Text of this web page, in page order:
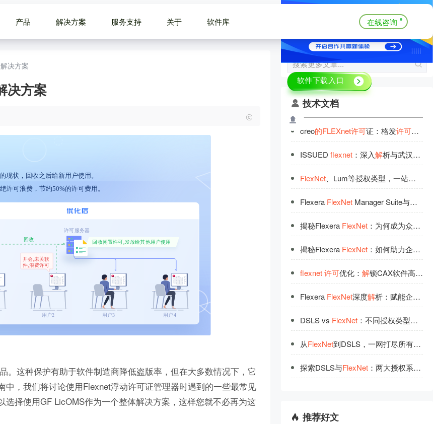
产品 解决方案 服务支持 关于 软件库 在线咨询
决方案
决方案
这种保护有助于软件制造商降低盗版率，但在大多数情况下，它
，我们将讨论使用Flexnet浮动许可证管理器时遇到的一些最常见
择使用GF LicOMS作为一个整体解决方案，这样您就不必再为这
技术文档
creo的FLEXnet许可证：格发许可优化
ISSUED flexnet：深入解析与武汉格发信息科技有限公司
FlexNet、Lum等授权类型，一站式
Flexera FlexNetManager Suite与武汉格发信息科技有限公司
揭秘Flexera FlexNet：为何成为众多企业
揭秘Flexera FlexNet：如何助力企业实现软件
flexnet 许可优化： 解锁CAX软件高效潜能
Flexera FlexNet深度解析：赋能企业数字化转型
DSLS vs FlexNet：不同授权类型下
从FlexNet到DSLS，一网打尽所有授权类型 —— 武汉格发信息技术有限公司引领软件
探索DSLS与FlexNet：两大授权系统背后
推荐好文